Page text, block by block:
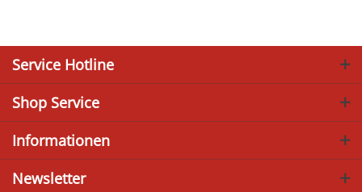
Service Hotline
Shop Service
Informationen
Newsletter